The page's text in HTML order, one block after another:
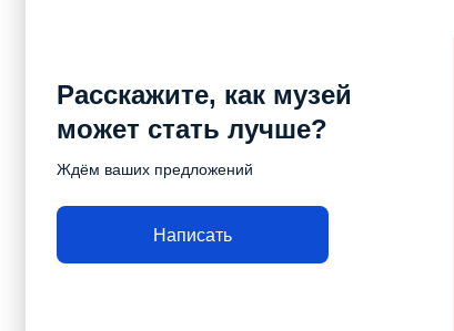
Расскажите, как музей
может стать лучше?
Ждём ваших предложений
Написать